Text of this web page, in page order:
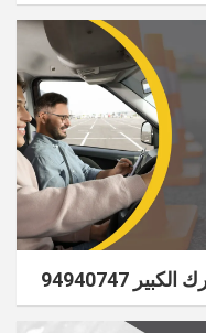
94940747